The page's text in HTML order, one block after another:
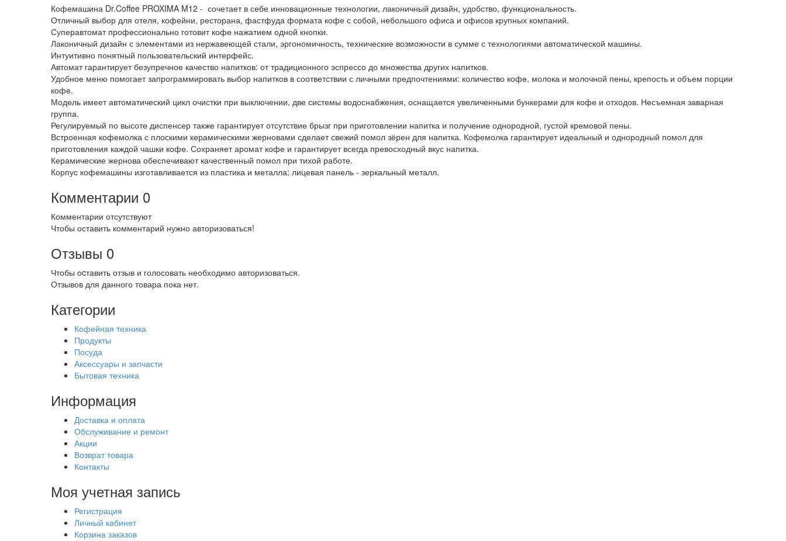
Кофемашина Dr.Coffee PROXIMA M12 - сочетает в себе инновационные технологии, лаконичный дизайн, удобство, функциональность.
Отличный выбор для отеля, кофейни, ресторана, фастфуда формата кофе с собой, небольшого офиса и офисов крупных компаний.
Суперавтомат профессионально готовит кофе нажатием одной кнопки.
Лаконичный дизайн с элементами из нержавеющей стали, эргономичность, технические возможности в сумме с технологиями автоматической машины.
Интуитивно понятный пользовательский интерфейс.
Автомат гарантирует безупречное качество напитков: от традиционного эспрессо до множества других напитков.
Удобное меню помогает запрограммировать выбор напитков в соответствии с личными предпочтениями: количество кофе, молока и молочной пены, крепость и объем порции
кофе.
Модель имеет автоматический цикл очистки при выключении, две системы водоснабжения, оснащается увеличенными бункерами для кофе и отходов. Несъемная заварная
группа.
Регулируемый по высоте диспенсер также гарантирует отсутствие брызг при приготовлении напитка и получение однородной, густой кремовой пены.
Встроенная кофемолка с плоскими керамическими жерновами сделает свежий помол зёрен для напитка. Кофемолка гарантирует идеальный и однородный помол для
приготовления каждой чашки кофе. Сохраняет аромат кофе и гарантирует всегда превосходный вкус напитка.
Керамические жернова обеспечивают качественный помол при тихой работе.
Корпус кофемашины изготавливается из пластика и металла; лицевая панель - зеркальный металл.
Комментарии 0
Комментарии отсутствуют
Чтобы оставить комментарий нужно авторизоваться!
Отзывы 0
Чтобы оcтавить отзыв и голосовать необходимо авторизоваться.
Отзывов для данного товара пока нет.
Категории
Кофейная техника
Продукты
Посуда
Аксессуары и запчасти
Бытовая техника
Информация
Доставка и оплата
Обслуживание и ремонт
Акции
Возврат товара
Контакты
Моя учетная запись
Регистрация
Личный кабинет
Корзина заказов